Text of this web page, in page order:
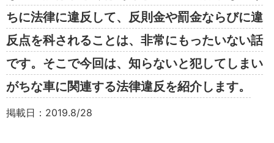
ちに法律に違反して、反則金や罰金ならびに違
反点を科されることは、非常にもったいない話
です。そこで今回は、知らないと犯してしまい
がちな車に関連する法律違反を紹介します。
掲載日：2019.8/28